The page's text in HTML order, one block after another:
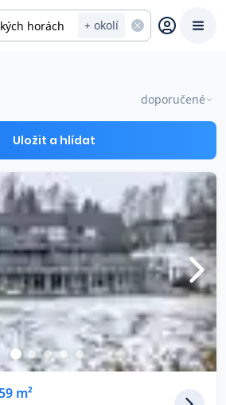
+ okolí
ceny
nemovitostí
makléřů
zákazníci
v Orlických horách
doporučené
Uložit a hlídat
m²